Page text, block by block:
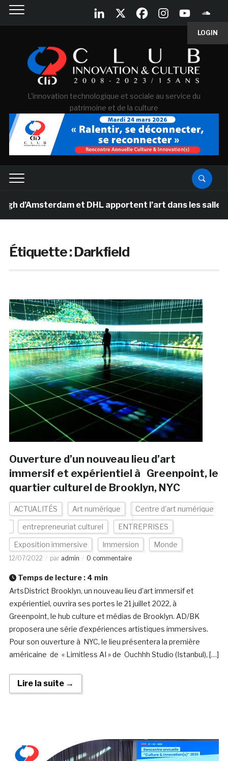
LOGIN
L'innovation technologique et sociale au service du
patrimoine et de la culture
d’Amsterdam et DHL apportent l’art dans les salles
Étiquette :Darkfield
Ouverture d’un nouveau lieu d’art
immersif et expérientiel à Greenpoint, le
quartier culturel de Brooklyn, NYC
ACTUALITÉS Art numérique Centre d'art numérique
entrepreneuriat culturel ENTREPRISES
Exposition immersive Immersion Monde
12/07/2022 par admin 0 commentaire
Temps de lecture : 4 min
ArtsDistrict Brooklyn, un nouveau lieu d’art immersif et
expérientiel, ouvrira ses portes le 21 juillet 2022, à
Greenpoint, le hub culture et médias de Brooklyn. AD/BK
proposera une série d’expériences artistiques immersives.
Pour son ouverture à NYC, le lieu présentera la première
américaine de « Limitless AI » de Ouchhh Studio (Istanbul), […]
Lire la suite →